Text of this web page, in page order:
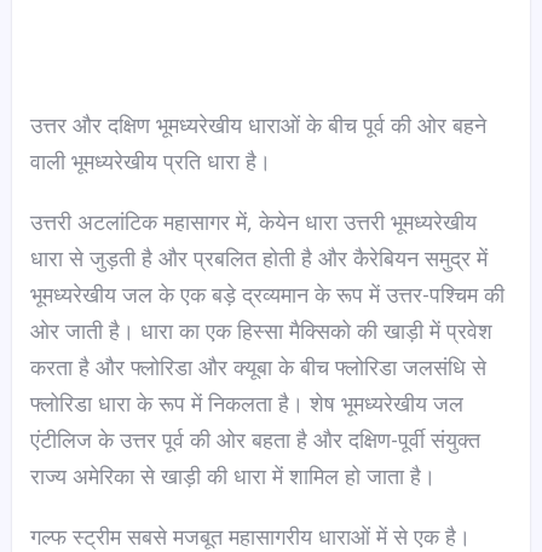
उत्तर और दक्षिण भूमध्यरेखीय धाराओं के बीच पूर्व की ओर बहने
वाली भूमध्यरेखीय प्रति धारा है।
उत्तरी अटलांटिक महासागर में, केयेन धारा उत्तरी भूमध्यरेखीय
धारा से जुड़ती है और प्रबलित होती है और कैरेबियन समुद्र में
भूमध्यरेखीय जल के एक बड़े द्रव्यमान के रूप में उत्तर-पश्चिम की
ओर जाती है। धारा का एक हिस्सा मैक्सिको की खाड़ी में प्रवेश
करता है और फ्लोरिडा और क्यूबा के बीच फ्लोरिडा जलसंधि से
फ्लोरिडा धारा के रूप में निकलता है। शेष भूमध्यरेखीय जल
एंटीलिज के उत्तर पूर्व की ओर बहता है और दक्षिण-पूर्वी संयुक्त
राज्य अमेरिका से खाड़ी की धारा में शामिल हो जाता है।
गल्फ स्ट्रीम सबसे मजबूत महासागरीय धाराओं में से एक है।